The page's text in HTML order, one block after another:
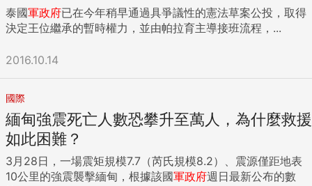
泰國軍政府已在今年稍早通過具爭議性的憲法草案公投，取得
決定王位繼承的暫時權力，並由帕拉育主導接班流程，...
2016.10.14
國際
緬甸強震死亡人數恐攀升至萬人，為什麼救援
如此困難？
3月28日，一場震矩規模7.7（芮氏規模8.2）、震源僅距地表
10公里的強震襲擊緬甸，根據該國軍政府週日最新公布的數